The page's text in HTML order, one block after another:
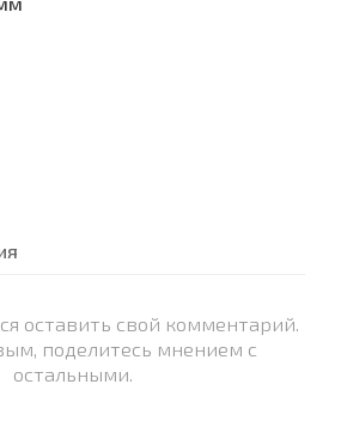
оставить свой комментарий.
поделитесь мнением с
остальными.